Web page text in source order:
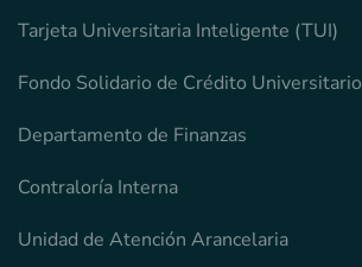
Tarjeta Universitaria Inteligente (TUI)
Fondo Solidario de Crédito Universitario
Departamento de Finanzas
Contraloría Interna
Unidad de Atención Arancelaria